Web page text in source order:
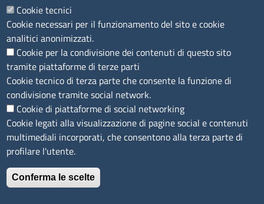
Informative privacy e cookie
Verifiche PA
Attuazione misure PNRR
Modulistica
SEGUICI SU
Cookie tecnici
Cookie necessari per il funzionamento del sito e cookie
analitici anonimizzati.
Cookie per la condivisione dei contenuti di questo sito
tramite piattaforme di terze parti
Cookie tecnico di terza parte che consente la funzione di
condivisione tramite social network.
Cookie di piattaforme di social networking
Cookie legati alla visualizzazione di pagine social e contenuti
multimediali incorporati, che consentono alla terza parte di
profilare l'utente.
Conferma le scelte